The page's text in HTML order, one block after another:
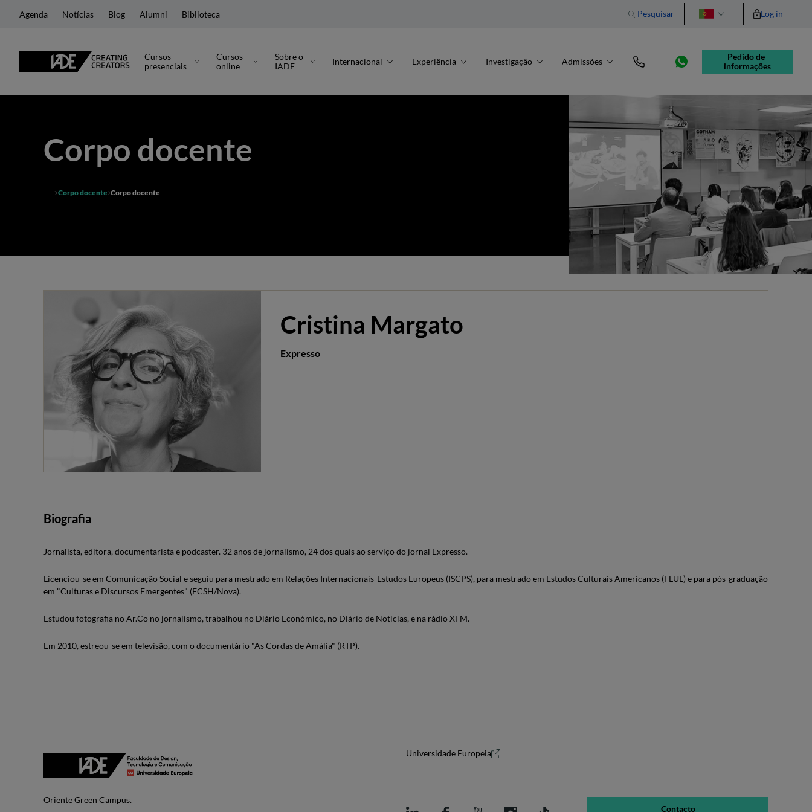
Agenda Notícias Blog Alumni Biblioteca
Pesquisar
English
Log in
Cursos
presenciais
Cursos
online
Sobre o
IADE
Internacional Experiência Investigação Admissões
Pedido de
informações
Corpo docente
Corpo docente Corpo docente
Cristina Margato
Expresso
Biografia
Jornalista, editora, documentarista e podcaster. 32 anos de jornalismo, 24 dos quais ao serviço do jornal Expresso.
Licenciou-se em Comunicação Social e seguiu para mestrado em Relações Internacionais-Estudos Europeus (ISCPS), para mestrado em Estudos Culturais Americanos (FLUL) e para pós-graduação
em "Culturas e Discursos Emergentes" (FCSH/Nova).
Estudou fotografia no Ar.Co no jornalismo, trabalhou no Diário Económico, no Diário de Noticias, e na rádio XFM.
Em 2010, estreou-se em televisão, com o documentário "As Cordas de Amália" (RTP).
Oriente Green Campus.
Universidade Europeia
Contacto